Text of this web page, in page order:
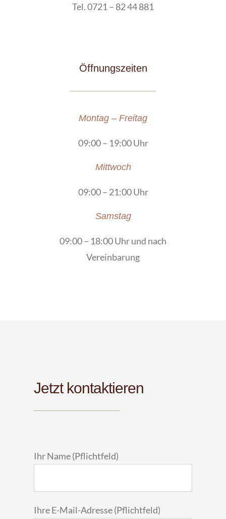
Tel. 0721 – 82 44 881
Öffnungszeiten
Montag – Freitag
09:00 – 19:00 Uhr
Mittwoch
09:00 – 21:00 Uhr
Samstag
09:00 – 18:00 Uhr und nach
Vereinbarung
Jetzt kontaktieren
Ihr Name (Pflichtfeld)
Ihre E-Mail-Adresse (Pflichtfeld)